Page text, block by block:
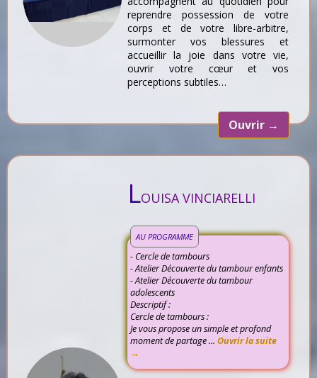
reprendre possession de votre
corps et de votre libre-arbitre,
surmonter vos blessures et
accueillir la joie dans votre vie,
ouvrir votre cœur et vos
perceptions subtiles…
Ouvrir →
LOUISA VINCIARELLI
AU PROGRAMME
- Cercle de tambours
- Atelier Découverte du tambour enfants
- Atelier Découverte du tambour
adolescents
Descriptif :
Cercle de tambours :
Je vous propose un simple et profond
moment de partage ... Ouvrir la suite
→